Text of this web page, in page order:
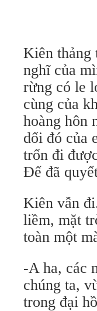
Kiên thảng
nghĩ của
rừng có le
cùng của
hoàng hôn
dối đó của
trốn đi
Đế đã
Kiên vẫn
liềm, mặt
toàn một
-A ha, các
chúng ta,
trong đại